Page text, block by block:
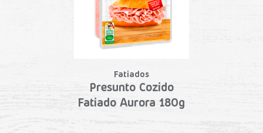
Fatiados
Presunto Cozido
Fatiado Aurora 180g